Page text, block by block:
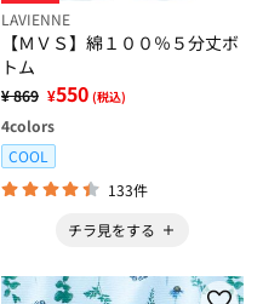
LAVIENNE
【ＭＶＳ】綿１００％５分丈ボ
トム
¥ 869 ¥550 (税込)
4colors
COOL
133件
チラ見をする